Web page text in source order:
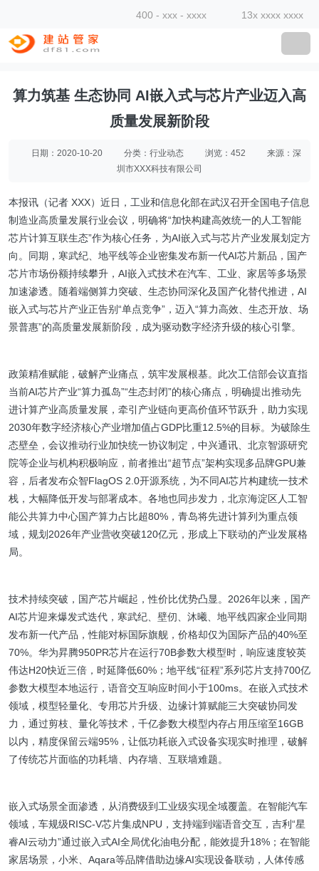
400 - xxx - xxxx 13x xxxx xxxx
算力筑基 生态协同 AI嵌入式与芯片产业迈入高
质量发展新阶段
日期：2020-10-20 分类：行业动态 浏览：452
来源：深
圳市XXX科技有限公司
本报讯（记者 XXX）近日，工业和信息化部在武汉召开全国电子信息
制造业高质量发展行业会议，明确将“加快构建高效统一的人工智能
芯片计算互联生态”作为核心任务，为AI嵌入式与芯片产业发展划定方
向。同期，寒武纪、地平线等企业密集发布新一代AI芯片新品，国产
芯片市场份额持续攀升，AI嵌入式技术在汽车、工业、家居等多场景
加速渗透。随着端侧算力突破、生态协同深化及国产化替代推进，AI
嵌入式与芯片产业正告别“单点竞争”，迈入“算力高效、生态开放、场
景普惠”的高质量发展新阶段，成为驱动数字经济升级的核心引擎。
政策精准赋能，破解产业痛点，筑牢发展根基。此次工信部会议直指
当前AI芯片产业“算力孤岛”“生态封闭”的核心痛点，明确提出推动先
进计算产业高质量发展，牵引产业链向更高价值环节跃升，助力实现
2030年数字经济核心产业增加值占GDP比重12.5%的目标。为破除生
态壁垒，会议推动行业加快统一协议制定，中兴通讯、北京智源研究
院等企业与机构积极响应，前者推出“超节点”架构实现多品牌GPU兼
容，后者发布众智FlagOS 2.0开源系统，为不同AI芯片构建统一技术
栈，大幅降低开发与部署成本。各地也同步发力，北京海淀区人工智
能公共算力中心国产算力占比超80%，青岛将先进计算列为重点领
域，规划2026年产业营收突破120亿元，形成上下联动的产业发展格
局。
技术持续突破，国产芯片崛起，性价比优势凸显。2026年以来，国产
AI芯片迎来爆发式迭代，寒武纪、壁仞、沐曦、地平线四家企业同期
发布新一代产品，性能对标国际旗舰，价格却仅为国际产品的40%至
70%。华为昇腾950PR芯片在运行70B参数大模型时，响应速度较英
伟达H20快近三倍，时延降低60%；地平线“征程”系列芯片支持700亿
参数大模型本地运行，语音交互响应时间小于100ms。在嵌入式技术
领域，模型轻量化、专用芯片升级、边缘计算赋能三大突破协同发
力，通过剪枝、量化等技术，千亿参数大模型内存占用压缩至16GB
以内，精度保留云端95%，让低功耗嵌入式设备实现实时推理，破解
了传统芯片面临的功耗墙、内存墙、互联墙难题。
嵌入式场景全面渗透，从消费级到工业级实现全域覆盖。在智能汽车
领域，车规级RISC-V芯片集成NPU，支持端到端语音交互，吉利“星
睿AI云动力”通过嵌入式AI全局优化油电分配，能效提升18%；在智能
家居场景，小米、Aqara等品牌借助边缘AI实现设备联动，人体传感